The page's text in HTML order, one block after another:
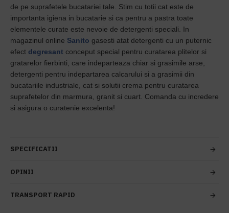
de pe suprafetele bucatariei tale. Stim cu totii cat este de
importanta igiena in bucatarie si ca pentru a pastra toate
elementele curate este nevoie de detergenti speciali. In
magazinul online Sanito gasesti atat detergenti cu un puternic
efect degresant conceput special pentru curatarea plitelor si
gratarelor fierbinti, care indeparteaza chiar si grasimile arse,
detergenti pentru indepartarea calcarului si a grasimii din
bucatariile industriale, cat si solutii crema pentru curatarea
suprafetelor din marmura, granit si cuart. Comanda cu incredere
si asigura o curatenie excelenta!
SPECIFICATII
OPINII
TRANSPORT RAPID